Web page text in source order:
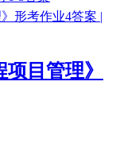
目管理》